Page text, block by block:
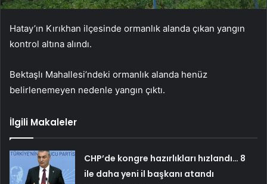
Hatay’ın Kırıkhan ilçesinde ormanlık alanda çıkan yangın
kontrol altına alındı.
Bektaşlı Mahallesi’ndeki ormanlık alanda henüz
belirlenemeyen nedenle yangın çıktı.
İlgili Makaleler
CHP’de kongre hazırlıkları hızlandı… 8
ile daha yeni il başkanı atandı